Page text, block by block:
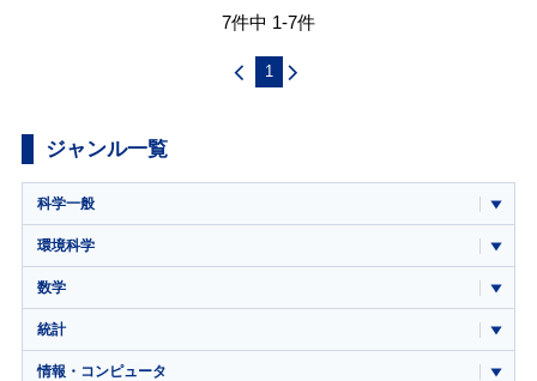
7件中 1-7件
1
ジャンル一覧
科学一般
環境科学
数学
統計
情報・コンピュータ